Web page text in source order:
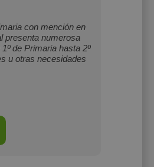
con mención en
presenta numerosa
de Primaria hasta 2º
u otras necesidades